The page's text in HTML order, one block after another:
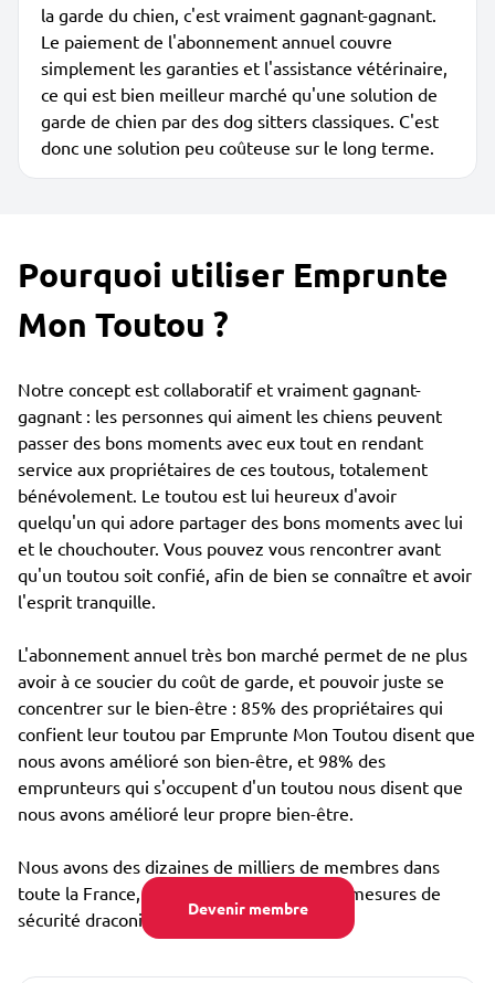
Devenir membre
la garde du chien, c'est vraiment gagnant-gagnant.
Le paiement de l'abonnement annuel couvre
simplement les garanties et l'assistance vétérinaire,
ce qui est bien meilleur marché qu'une solution de
garde de chien par des dog sitters classiques. C'est
donc une solution peu coûteuse sur le long terme.
Pourquoi utiliser Emprunte
Mon Toutou ?
Notre concept est collaboratif et vraiment gagnant-
gagnant : les personnes qui aiment les chiens peuvent
passer des bons moments avec eux tout en rendant
service aux propriétaires de ces toutous, totalement
bénévolement. Le toutou est lui heureux d'avoir
quelqu'un qui adore partager des bons moments avec lui
et le chouchouter. Vous pouvez vous rencontrer avant
qu'un toutou soit confié, afin de bien se connaître et avoir
l'esprit tranquille.
L'abonnement annuel très bon marché permet de ne plus
avoir à ce soucier du coût de garde, et pouvoir juste se
concentrer sur le bien-être : 85% des propriétaires qui
confient leur toutou par Emprunte Mon Toutou disent que
nous avons amélioré son bien-être, et 98% des
emprunteurs qui s'occupent d'un toutou nous disent que
nous avons amélioré leur propre bien-être.
Nous avons des dizaines de milliers de membres dans
toute la France, et avons mis en place des mesures de
sécurité draconiennes, notamment :